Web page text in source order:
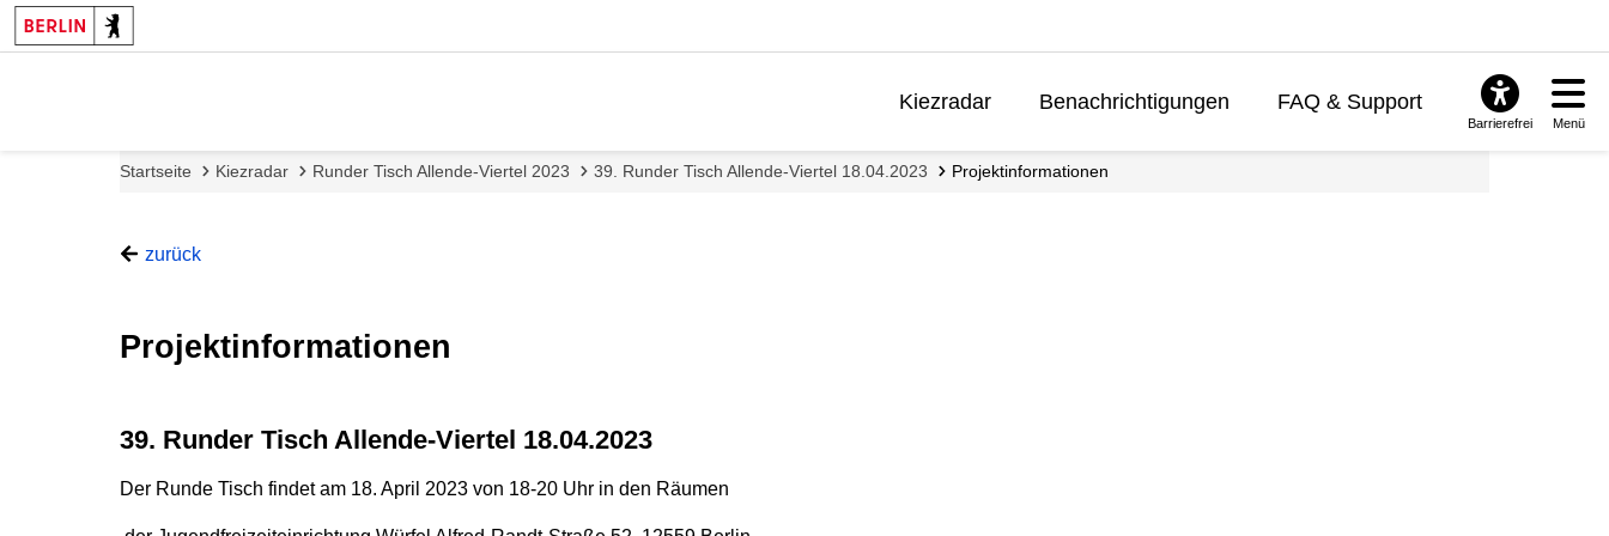
Kiezradar Benachrichtigungen FAQ & Support
Barrierefrei Menü
Startseite Kiezradar Runder Tisch Allende-Viertel 2023 39. Runder Tisch Allende-Viertel 18.04.2023 Projektinformationen
zurück
Projektinformationen
39. Runder Tisch Allende-Viertel 18.04.2023
Der Runde Tisch findet am 18. April 2023 von 18-20 Uhr in den Räumen